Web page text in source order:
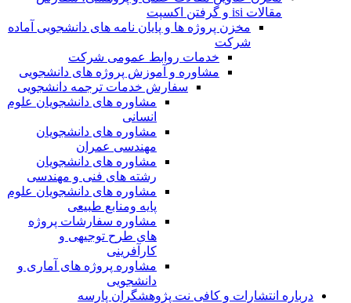
مقالات isi و گرفتن اکسپت
مخزن پروژه ها و پایان نامه های دانشجویی آماده
شرکت
خدمات روابط عمومی شرکت
مشاوره و آموزش پروژه های دانشجویی
سفارش خدمات ترجمه دانشجویی
مشاوره های دانشجویان علوم
انسانی
مشاوره های دانشجویان
مهندسی عمران
مشاوره های دانشجویان
رشته های فنی و مهندسی
مشاوره های دانشجویان علوم
پایه ومنابع طبیعی
مشاوره سفارشات پروژه
های طرح توجیهی و
کارآفرینی
مشاوره پروژه های آماری و
دانشجویی
درباره انتشارات و کافی نت پژوهشگران پارسه